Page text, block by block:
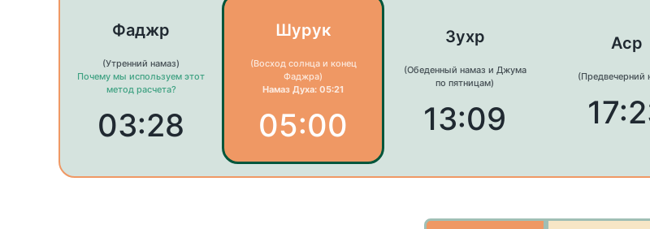
Фаджр
(Утренний намаз)
Почему мы используем этот
метод расчета?
03:28
Шурук
(Восход солнца и конец
Фаджра)
Намаз Духа: 05:21
05:00
Зухр
(Обеденный намаз и Джума
по пятницам)
13:09
Аср
(Предвечерний